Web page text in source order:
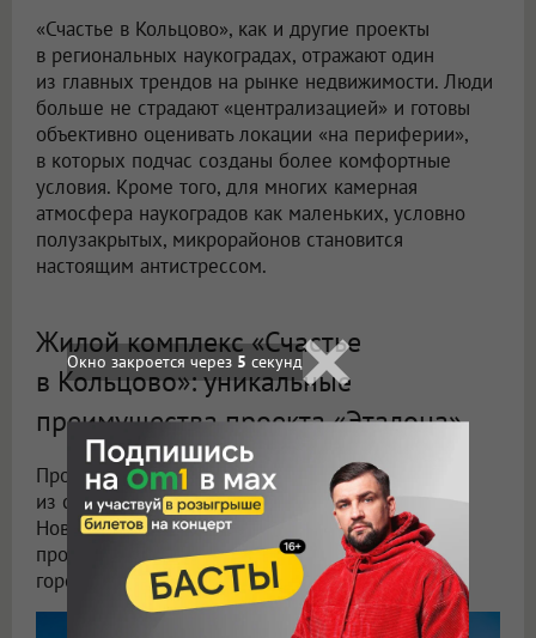
«Счастье в Кольцово», как и другие проекты
в региональных наукоградах, отражают один
из главных трендов на рынке недвижимости. Люди
больше не страдают «централизацией» и готовы
объективно оценивать локации «на периферии»,
в которых подчас созданы более комфортные
условия. Кроме того, для многих камерная
атмосфера наукоградов как маленьких, условно
полузакрытых, микрорайонов становится
настоящим антистрессом.
Жилой комплекс «Счастье
в Кольцово»: уникальные
преимущества проекта «Эталона»
Проект Группы «Эталон» возводится в одном
из самых уютных и живописных мест всей
Новосибирской области. Удачное расположение
проекта позволяет ему сочетать преимущества
городской среды и загородной жизни.
Окно закроется через 3 секунд